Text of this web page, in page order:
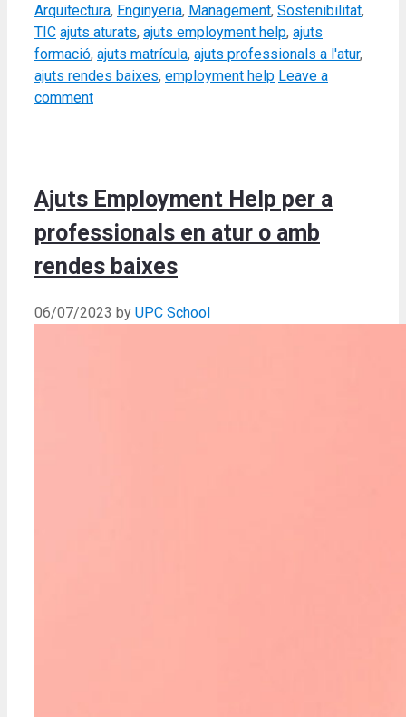
Categories
Arquitectura, Enginyeria, Management, Sostenibilitat,
TIC Tags
ajuts aturats, ajuts employment help, ajuts
formació, ajuts matrícula, ajuts professionals a l'atur,
ajuts rendes baixes, employment help Leave a
comment
Ajuts Employment Help per a
professionals en atur o amb
rendes baixes
06/07/2023 by UPC School